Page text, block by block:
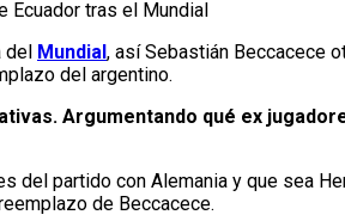
Ecuador tras el Mundial
Mundial , así Sebastián Beccacece
del argentino.
Argumentando qué ex
del partido con Alemania y que sea
de Beccacece.